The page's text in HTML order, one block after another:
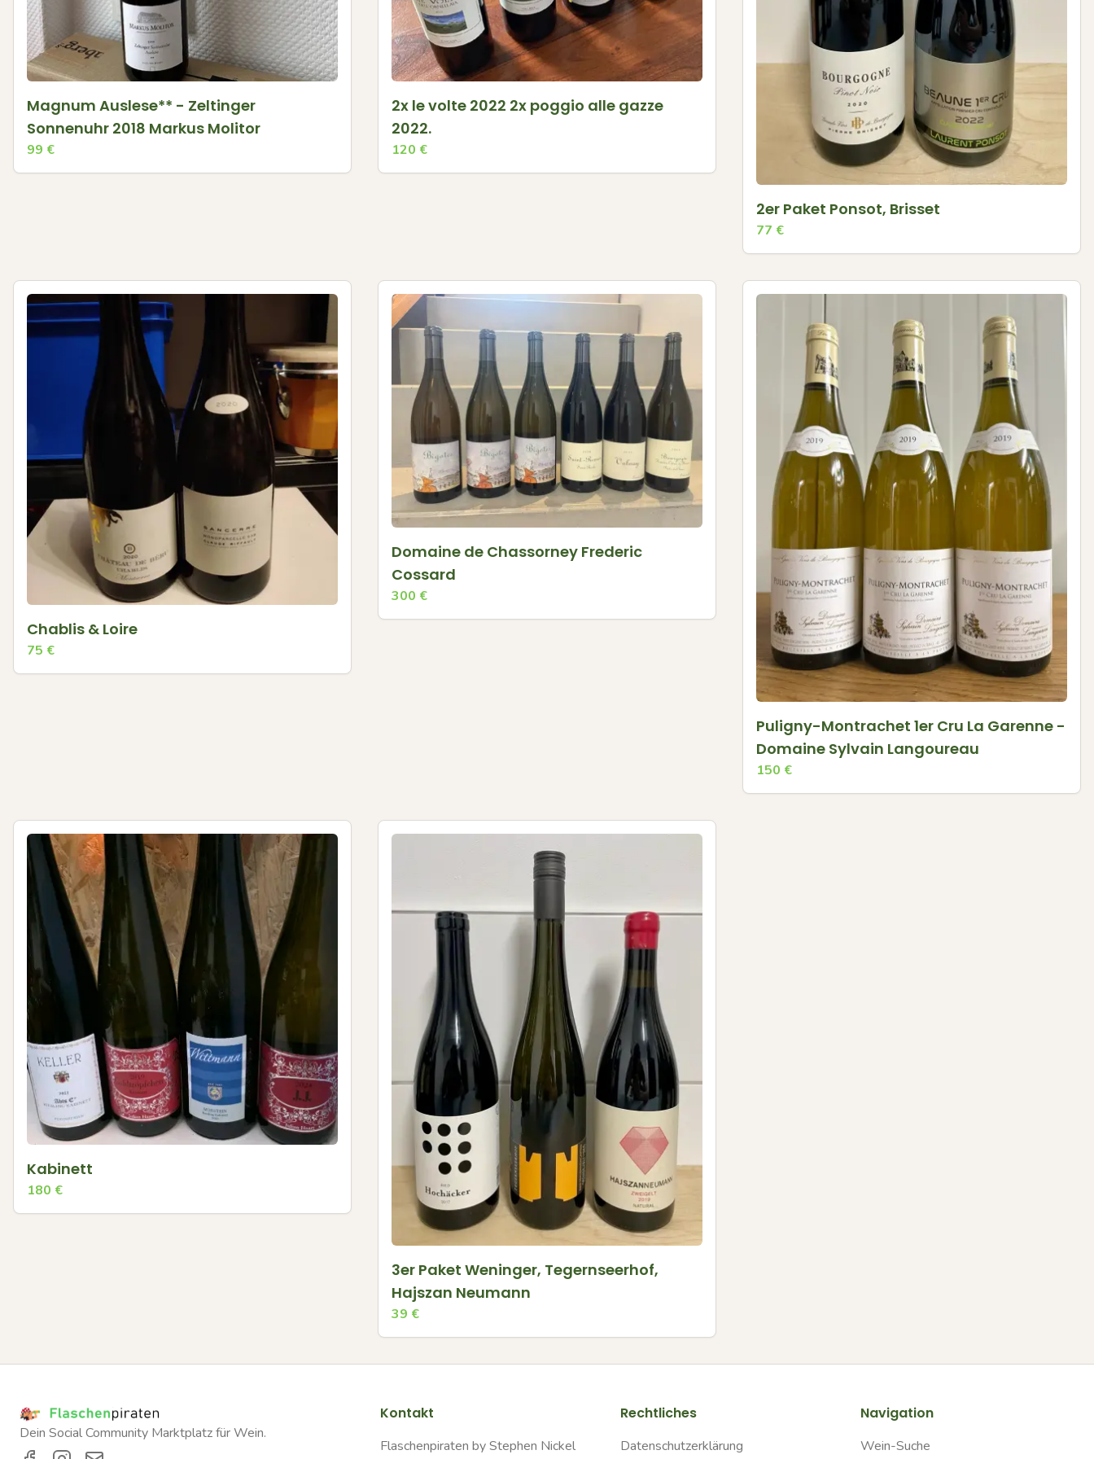
Magnum Auslese** - Zeltinger
Sonnenuhr 2018 Markus Molitor
99 €
2x le volte 2022 2x poggio alle gazze
2022.
120 €
2er Paket Ponsot, Brisset
77 €
Chablis & Loire
75 €
Domaine de Chassorney Frederic
Cossard
300 €
Puligny-Montrachet 1er Cru La Garenne -
Domaine Sylvain Langoureau
150 €
Kabinett
180 €
3er Paket Weninger, Tegernseerhof,
Hajszan Neumann
39 €
Dein Social Community Marktplatz für Wein.
Kontakt
Flaschenpiraten by Stephen Nickel
Rechtliches
Datenschutzerklärung
Navigation
Wein-Suche